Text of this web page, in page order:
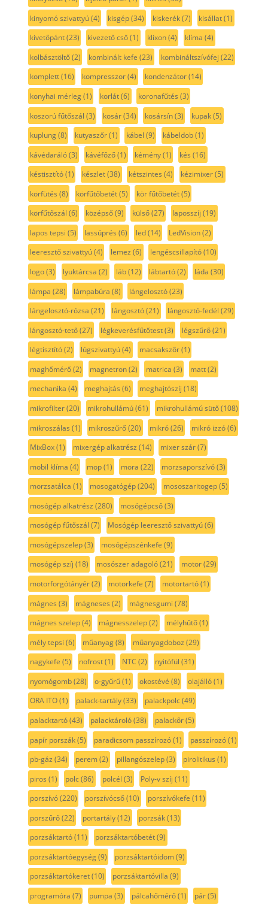
kinyomó szivattyú(4) kisgép(34) kiskerék(7) kisállat(1)
kivetőpánt(23) kivezető cső(1) klixon(4) klíma (4)
kolbásztöltő(2) kombinált kefe (23) kombináltszívófej (22)
komplett(16) kompresszor(4) kondenzátor(14)
konyhai mérleg(1) korlát(6) koronafűtés (3)
koszorú fűtőszál (3) kosár(34) kosársín(3) kupak(5)
kuplung(8) kutyaszőr(1) kábel (9) kábeldob(1)
kávédaráló(3) kávéfőző(1) kémény(1) kés (16)
késtisztító(1) készlet(38) kétszintes (4) kézimixer(5)
körfütés (8) körfűtőbetét(5) kör fűtőbetét(5)
körfűtőszál (6) középső(9) külső(27) laposszíj (19)
lapos tepsi (5) lassúprés (6) led(14) LedVision(2)
leeresztő szivattyú(4) lemez (6) lengéscsillapító(10)
logo(3) lyuktárcsa (2) láb(12) lábtartó(2) láda (30)
lámpa (28) lámpabúra (8) lángelosztó(23)
lángelosztó-rózsa (21) lángosztó(21) lángosztó-fedél (29)
lángosztó-tető(27) légkeverésfűtőtest(3) légszűrő(21)
légtisztító(2) lúgszivattyú(4) macsakszőr(1)
maghőmérő(2) magnetron(2) matrica (3) matt(2)
mechanika (4) meghajtás (6) meghajtószíj (18)
mikrofilter(20) mikrohullámú(61) mikrohullámú sütő(108)
mikroszálas (1) mikroszűrő(20) mikró(26) mikró izzó(6)
MixBox(1) mixergép alkatrész (14) mixer szár(7)
mobil klíma (4) mop(1) mora (22) morzsaporszívó(3)
morzsatálca (1) mosogatógép(204) mososzaritogep(5)
mosógép alkatrész (280) mosógépcső(3)
mosógép fűtőszál (7) Mosógép leeresztő szivattyú(6)
mosógépszelep(3) mosógépszénkefe (9)
mosógép szíj (18) mosószer adagoló(21) motor(29)
motorforgótányér(2) motorkefe (7) motortartó(1)
mágnes (3) mágneses (2) mágnesgumi (78)
mágnes szelep(4) mágnesszelep(2) mélyhűtő(1)
mély tepsi (6) műanyag(8) műanyagdoboz (29)
nagykefe (5) nofrost(1) NTC (2) nyitófül (31)
nyomógomb(28) o-gyűrű(1) okostévé (8) olajálló(1)
ORA ITO(1) palack-tartály(33) palackpolc(49)
palacktartó(43) palacktároló(38) palackőr(5)
papír porszák(5) paradicsom passzírozó(1) passzírozó(1)
pb-gáz (34) perem(2) pillangószelep(3) pirolitikus (1)
piros (1) polc(86) polcél (3) Poly-v szíj (11)
porszívó(220) porszívócső(10) porszívókefe (11)
porszűrő(22) portartály(12) porzsák(13)
porzsáktartó(11) porzsáktartóbetét(9)
porzsáktartóegység(9) porzsáktartóidom(9)
porzsáktartókeret(10) porzsáktartóvilla (9)
programóra (7) pumpa (3) pálcahőmérő(1) pár(5)